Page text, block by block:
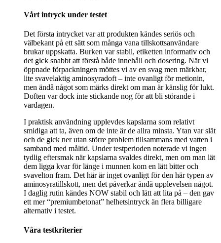
Vårt intryck under testet
Det första intrycket var att produkten kändes seriös och
välbekant på ett sätt som många vana tillskottsanvändare
brukar uppskatta. Burken var stabil, etiketten informativ och
det gick snabbt att förstå både innehåll och dosering. När vi
öppnade förpackningen möttes vi av en svag men märkbar,
lite svavelaktig aminosyradoft – inte ovanligt för metionin,
men ändå något som märks direkt om man är känslig för lukt.
Doften var dock inte stickande nog för att bli störande i
vardagen.
I praktisk användning upplevdes kapslarna som relativt
smidiga att ta, även om de inte är de allra minsta. Ytan var slät
och de gick ner utan större problem tillsammans med vatten i
samband med måltid. Under testperioden noterade vi ingen
tydlig eftersmak när kapslarna svaldes direkt, men om man lät
dem ligga kvar för länge i munnen kom en lätt bitter och
svavelton fram. Det här är inget ovanligt för den här typen av
aminosyratillskott, men det påverkar ändå upplevelsen något.
I daglig rutin kändes NOW stabil och lätt att lita på – den gav
ett mer “premiumbetonat” helhetsintryck än flera billigare
alternativ i testet.
Våra testkriterier